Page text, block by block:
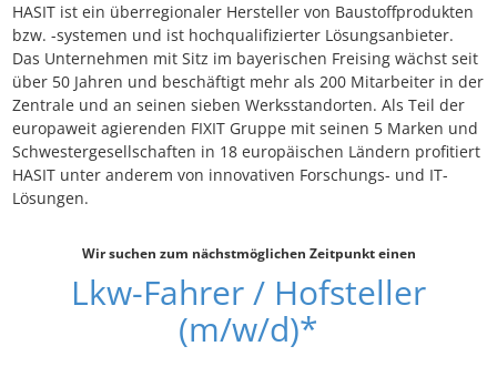
HASIT ist ein überregionaler Hersteller von Baustoffprodukten
bzw. -systemen und ist hochqualifizierter Lösungsanbieter.
Das Unternehmen mit Sitz im bayerischen Freising wächst seit
über 50 Jahren und beschäftigt mehr als 200 Mitarbeiter in der
Zentrale und an seinen sieben Werksstandorten. Als Teil der
europaweit agierenden FIXIT Gruppe mit seinen 5 Marken und
Schwestergesellschaften in 18 europäischen Ländern profitiert
HASIT unter anderem von innovativen Forschungs- und IT-
Lösungen.
Wir suchen zum nächstmöglichen Zeitpunkt einen
Lkw-Fahrer / Hofsteller
(m/w/d)*